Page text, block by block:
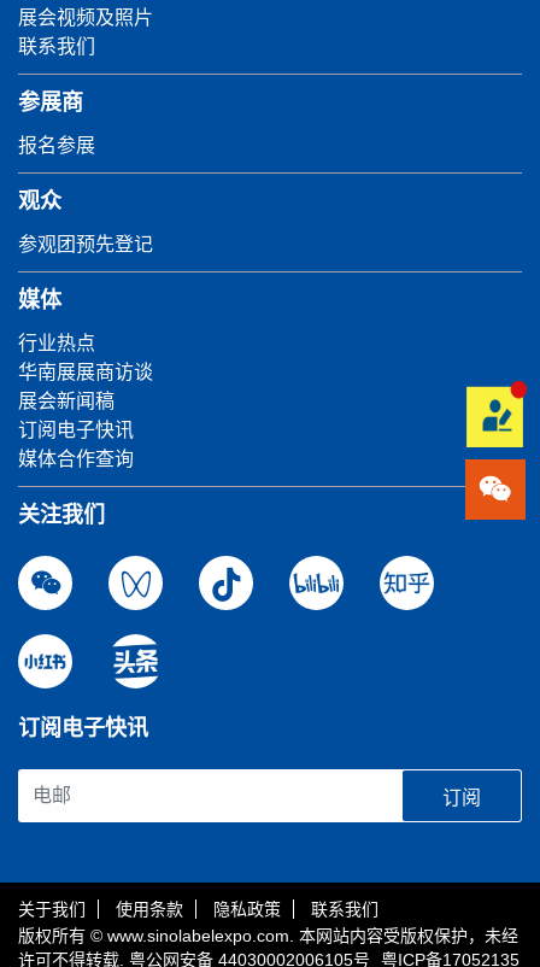
展会视频及照片
联系我们
参展商
报名参展
观众
参观团预先登记
媒体
行业热点
华南展展商访谈
展会新闻稿
订阅电子快讯
媒体合作查询
关注我们
订阅电子快讯
订阅
关于我们 使用条款 隐私政策
联系我们
版权所有 © www.sinolabelexpo.com. 本网站内容受版权保护，未经
许可不得转载. 粤公网安备 44030002006105号 粤ICP备17052135